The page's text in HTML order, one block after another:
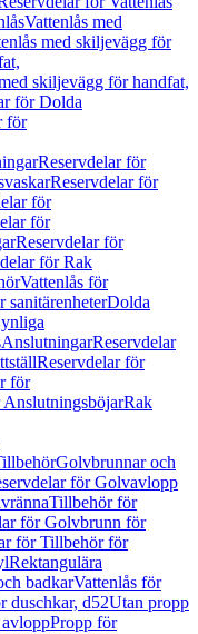
Vattenlås med
med skiljevägg för
skiljevägg för handfat,
för Dolda
för
Reservdelar för
Reservdelar för
för
för
Reservdelar för
för Rak
Vattenlås för
sanitärenheterDolda
AnslutningarReservdelar
Reservdelar för
för
AnslutningsböjarRak
Golvbrunnar och
för Golvavlopp
Tillbehör för
för Golvbrunn för
för Tillbehör för
Rektangulära
badkarVattenlås för
duschkar, d52Utan propp
Propp för